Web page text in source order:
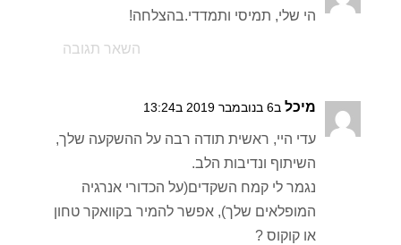
הי שלי, תמיסי ותמדדי.בהצלחה!
השאר תגובה
מיכל ב6 בנובמבר 2019 ב13:24
עדי היי, ראשית תודה רבה על ההשקעה שלך,
השיתוף ונדיבות הלב.
נגמר לי קמח השקדים(על הכדורי אנרגיה
המופלאים שלך), אפשר להמיר בקוואקר טחון
או קוקוס ?